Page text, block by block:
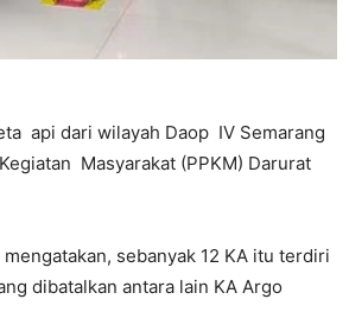
api dari wilayah Daop IV Semarang
Masyarakat (PPKM) Darurat
sebanyak 12 KA itu terdiri
dibatalkan antara lain KA Argo